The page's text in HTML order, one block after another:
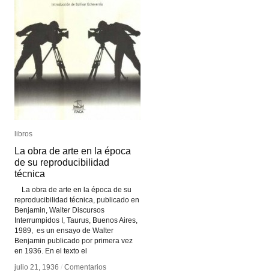
libros
La obra de arte en la época
de su reproducibilidad
técnica
La obra de arte en la época de su
reproducibilidad técnica, publicado en
Benjamin, Walter Discursos
Interrumpidos I, Taurus, Buenos Aires,
1989, es un ensayo de Walter
Benjamin publicado por primera vez
en 1936. En el texto el
julio 21, 1936 / Comentarios
libros
La obra de arte en la época
de su reproducibilidad
técnica
julio 21, 1936 / Comentarios